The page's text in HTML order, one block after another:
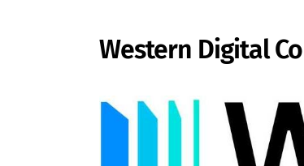
Western Digital